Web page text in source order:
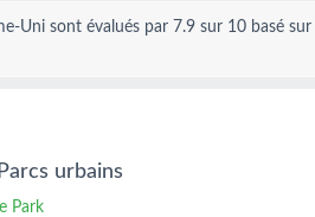
Unisont évalués par 7.9sur 10basé sur
Parcs urbains
Park